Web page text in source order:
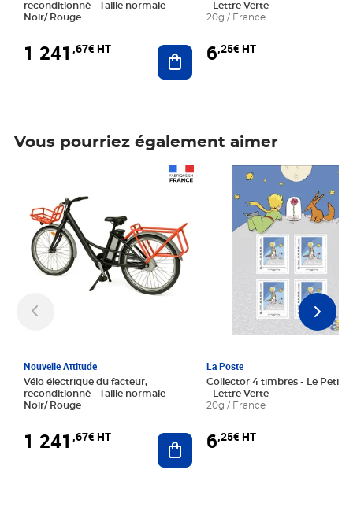
reconditionné - Taille normale -
Noir/ Rouge
1 241 ,67€ HT Ajouter au panier
- Lettre Verte
20g / France
6,25€ HT
Vous pourriez également aimer
Nouvelle Attitude
Vélo électrique du facteur,
reconditionné - Taille normale -
Noir/ Rouge
1 241 ,67€ HT Ajouter au panier
La Poste
Collector 4 timbres - Le Petit
- Lettre Verte
20g / France
6,25€ HT
Prix 6,25€ HT